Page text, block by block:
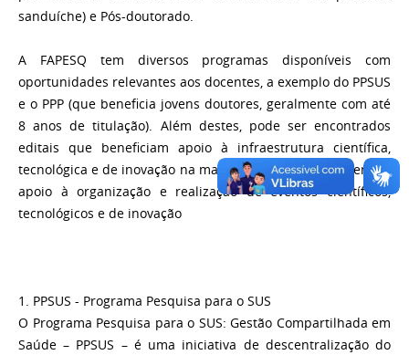
sanduíche) e Pós-doutorado.
A FAPESQ tem diversos programas disponíveis com
oportunidades relevantes aos docentes, a exemplo do PPSUS
e o PPP (que beneficia jovens doutores, geralmente com até
8 anos de titulação). Além destes, pode ser encontrados
editais que beneficiam apoio à infraestrutura científica,
tecnológica e de inovação na manutenção de equipamentos;
apoio à organização e realização de eventos científicos,
tecnológicos e de inovação
1. PPSUS - Programa Pesquisa para o SUS
O Programa Pesquisa para o SUS: Gestão Compartilhada em
Saúde – PPSUS – é uma iniciativa de descentralização do